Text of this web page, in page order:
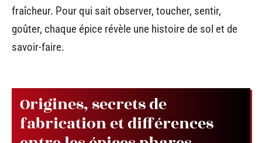
fraîcheur. Pour qui sait observer, toucher, sentir,
goûter, chaque épice révèle une histoire de sol et de
savoir-faire.
Origines, secrets de
fabrication et différences